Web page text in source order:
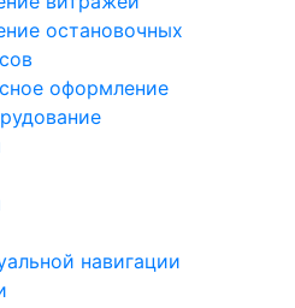
остановочных
оформление
навигации